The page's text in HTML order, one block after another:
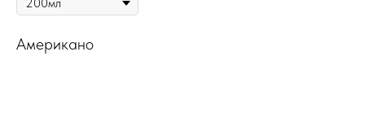
Американо